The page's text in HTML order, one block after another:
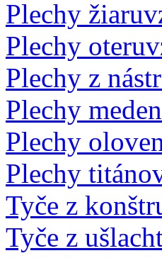
Plechy
Plechy
Plechy z
Plechy
Plechy
Plechy
Tyče z
Tyče z